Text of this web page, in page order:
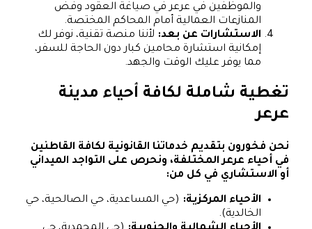
والموظفين في عرعر في صياغة العقود وفض
المنازعات العمالية أمام المحاكم المختصة.
الاستشارات عن بعد: لأننا منصة تقنية، نوفر لك
إمكانية استشارة محامين كبار دون الحاجة للسفر،
مما يوفر عليك الوقت والجهد.
تغطية شاملة لكافة أحياء مدينة
عرعر
نحن فخورون بتقديم خدماتنا القانونية لكافة القاطنين
في أحياء عرعر المختلفة، ونحرص على التواجد الميداني
أو الاستشاري في كل من:
الأحياء المركزية: (حي المساعدية، حي الصالحية، حي
الخالدية).